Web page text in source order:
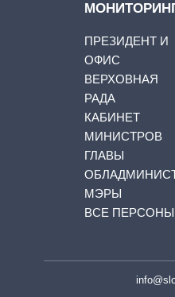
ПРЕЗИДЕНТ И
ОФИС
ВЕРХОВНАЯ
РАДА
КАБИНЕТ
МИНИСТРОВ
ГЛАВЫ
МЭРЫ
ВСЕ ПЕРСОНЫ